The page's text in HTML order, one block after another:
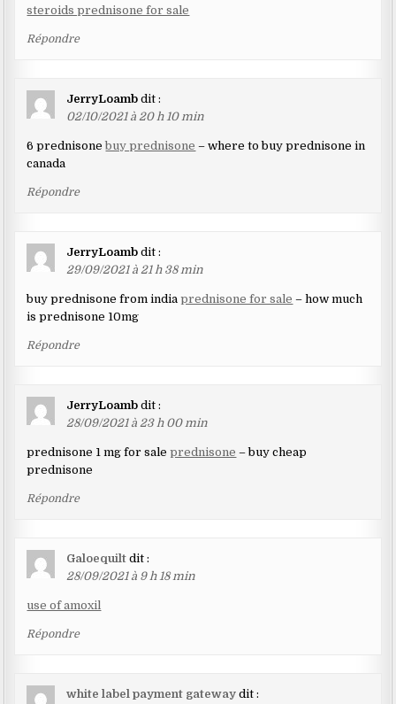
steroids prednisone for sale
Répondre
JerryLoamb dit :
02/10/2021 à 20 h 10 min
6 prednisonebuy prednisone – where to buy prednisone in
canada
Répondre
JerryLoamb dit :
29/09/2021 à 21 h 38 min
buy prednisone from indiaprednisone for sale – how much
is prednisone 10mg
Répondre
JerryLoamb dit :
28/09/2021 à 23 h 00 min
prednisone 1 mg for saleprednisone – buy cheap
prednisone
Répondre
Galoequilt dit :
28/09/2021 à 9 h 18 min
use of amoxil
Répondre
white label payment gateway dit :